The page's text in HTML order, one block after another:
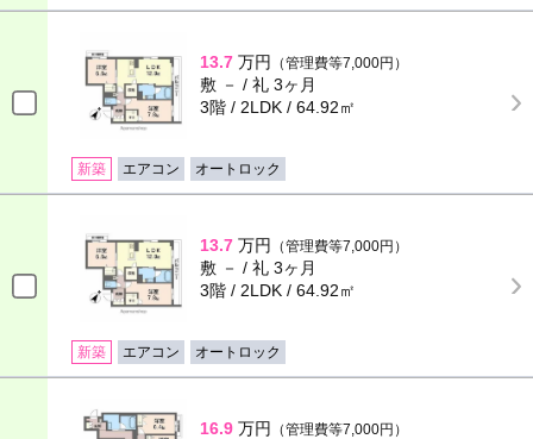
13.7 万円 （管理費等7,000円）
敷 － / 礼 3ヶ月
3階 / 2LDK / 64.92㎡
新築 エアコン オートロック
13.7 万円 （管理費等7,000円）
敷 － / 礼 3ヶ月
3階 / 2LDK / 64.92㎡
新築 エアコン オートロック
16.9 万円 （管理費等7,000円）